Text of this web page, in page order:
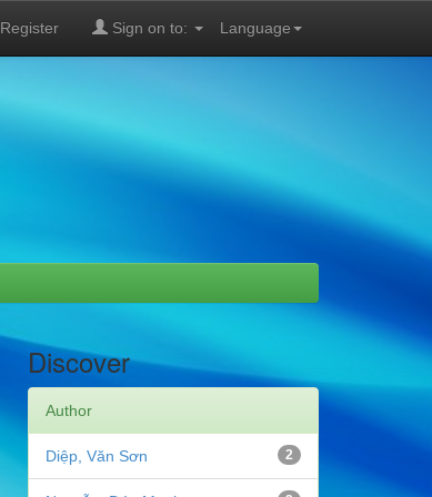
Language
Register Sign on to:
Discover
Author
2
Diệp, Văn Sơn